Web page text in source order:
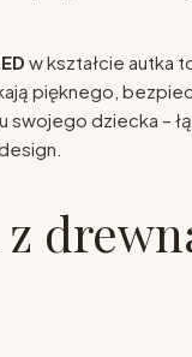
w kształcie autka
pięknego,
swojego dziecka –